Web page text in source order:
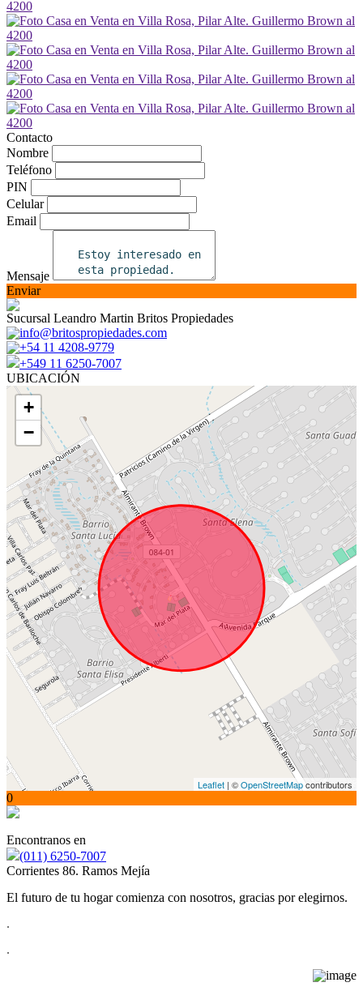
Contacto
Nombre
Teléfono
PIN
Celular
Email
Mensaje
Enviar
Sucursal Leandro Martin Britos Propiedades
info@britospropiedades.com
+54 11 4208-9779
+549 11 6250-7007
UBICACIÓN
+
−
Leaflet | ©OpenStreetMapcontributors
0
Encontranos en
(011) 6250-7007
Corrientes 86. Ramos Mejía
El futuro de tu hogar comienza con nosotros, gracias por elegirnos.
.
.